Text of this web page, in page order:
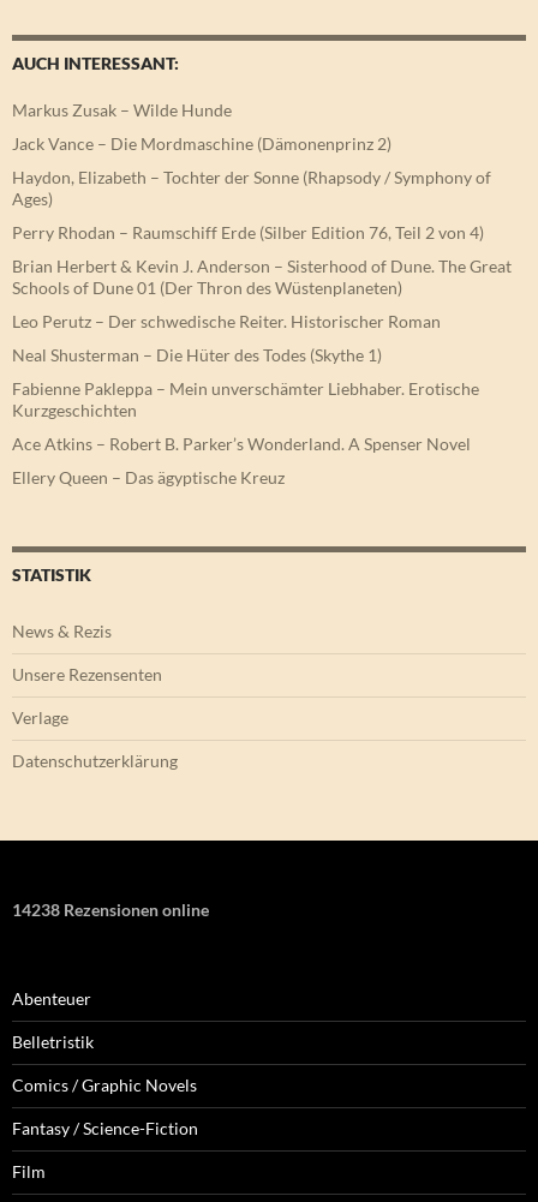
AUCH INTERESSANT:
Markus Zusak – Wilde Hunde
Jack Vance – Die Mordmaschine (Dämonenprinz 2)
Haydon, Elizabeth – Tochter der Sonne (Rhapsody / Symphony of
Ages)
Perry Rhodan – Raumschiff Erde (Silber Edition 76, Teil 2 von 4)
Brian Herbert & Kevin J. Anderson – Sisterhood of Dune. The Great
Schools of Dune 01 (Der Thron des Wüstenplaneten)
Leo Perutz – Der schwedische Reiter. Historischer Roman
Neal Shusterman – Die Hüter des Todes (Skythe 1)
Fabienne Pakleppa – Mein unverschämter Liebhaber. Erotische
Kurzgeschichten
Ace Atkins – Robert B. Parker’s Wonderland. A Spenser Novel
Ellery Queen – Das ägyptische Kreuz
STATISTIK
News & Rezis
Unsere Rezensenten
Verlage
Datenschutzerklärung
14238 Rezensionen online
Abenteuer
Belletristik
Comics / Graphic Novels
Fantasy / Science-Fiction
Film